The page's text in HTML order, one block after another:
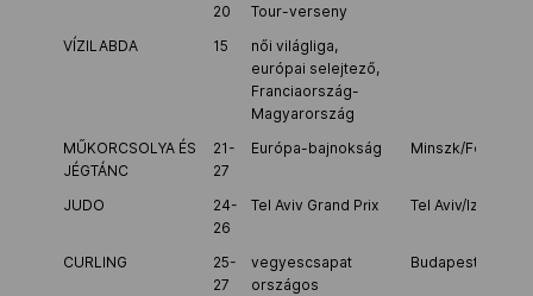
20
Tour-verseny
VÍZILABDA 15
női világliga,
európai selejtező,
Franciaország-
Magyarország
MŰKORCSOLYA ÉS
JÉGTÁNC
21-
27
Európa-bajnokság Minszk/
JUDO
24-
26
Tel Aviv Grand Prix Tel Aviv/Izrael
CURLING
25-
27
vegyescsapat
országos
Budapest